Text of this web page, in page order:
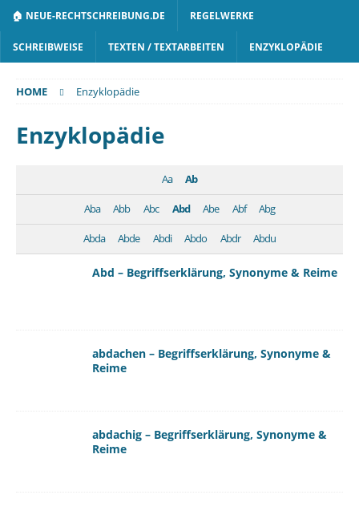
🏠 NEUE-RECHTSCHREIBUNG.DE REGELWERKE
SCHREIBWEISE TEXTEN / TEXTARBEITEN ENZYKLOPÄDIE
HOME Enzyklopädie
Enzyklopädie
Aa Ab
Aba Abb Abc Abd Abe Abf Abg
Abda Abde Abdi Abdo Abdr Abdu
Abd – Begriffserklärung, Synonyme & Reime
abdachen – Begriffserklärung, Synonyme &
Reime
abdachig – Begriffserklärung, Synonyme &
Reime